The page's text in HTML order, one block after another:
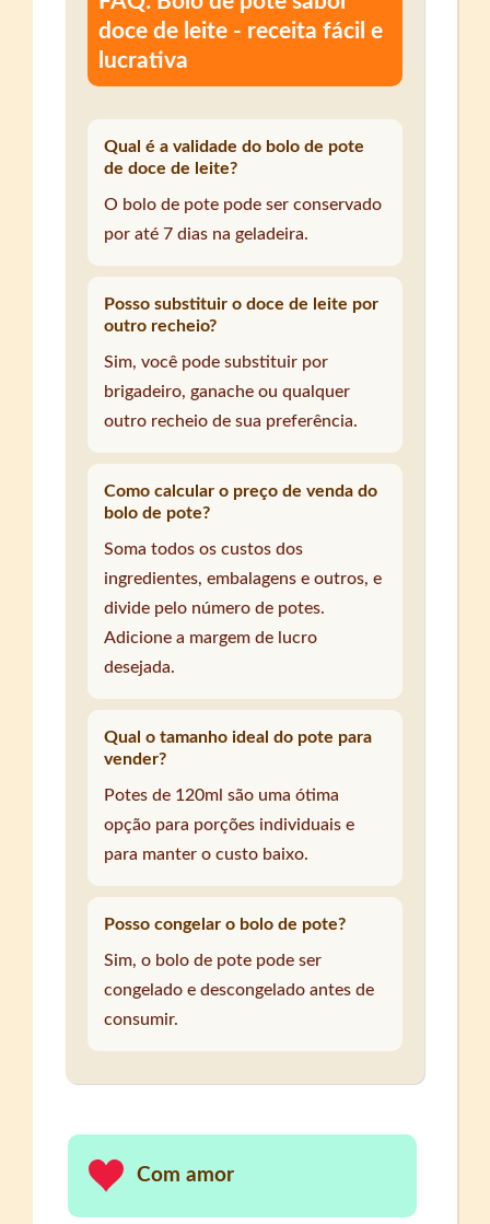
doce de leite - receita fácil e
lucrativa
Qual é a validade do bolo de pote
de doce de leite?
O bolo de pote pode ser conservado
por até 7 dias na geladeira.
Posso substituir o doce de leite por
outro recheio?
Sim, você pode substituir por
brigadeiro, ganache ou qualquer
outro recheio de sua preferência.
Como calcular o preço de venda do
bolo de pote?
Soma todos os custos dos
ingredientes, embalagens e outros, e
divide pelo número de potes.
Adicione a margem de lucro
desejada.
Qual o tamanho ideal do pote para
vender?
Potes de 120ml são uma ótima
opção para porções individuais e
para manter o custo baixo.
Posso congelar o bolo de pote?
Sim, o bolo de pote pode ser
congelado e descongelado antes de
consumir.
Com amor